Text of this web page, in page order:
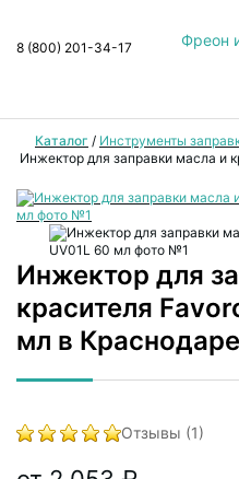
Фреон
8 (800) 201-34-17
Каталог / Инструменты
Инжектор для заправки масла и
Инжектор для
красителя
мл в Краснодаре
Отзывы (1)